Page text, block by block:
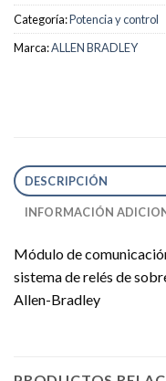
Categoría:Potencia y control
Marca:ALLEN BRADLEY
DESCRIPCIÓN
INFORMACIÓN
Módulo de
sistema de relés de
Allen-Bradley